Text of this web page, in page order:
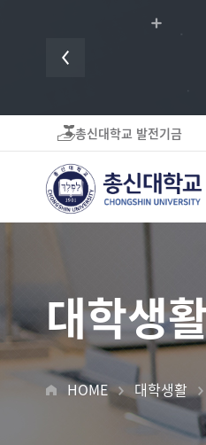
총신대학교 발전기금
대학생
HOME 대학생활